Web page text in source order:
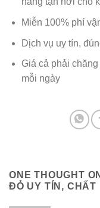
Miễn 100% phí
Dịch vụ uy tín,
Giá cả phải
mỗi ngày
ONE THOUGHT
ĐỎ UY TÍN, CHẤT